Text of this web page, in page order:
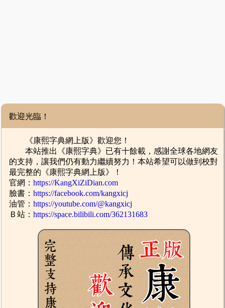
歡迎光臨！
《康熙字典網上版》歡迎您！
本站推出《康熙字典》已有十餘載，感謝全球各地網友
的支持，讓我們仍有動力繼續努力！本站希望可以做到校對
最完整的《康熙字典網上版》！
官網：https://KangXiZiDian.com
臉書：https://facebook.com/kangxicj
油管：https://youtube.com/@kangxicj
Ｂ站：https://space.bilibili.com/362131683